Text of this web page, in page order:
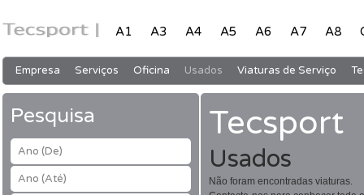
A1 A3 A4 A5 A6 A7 A8
Empresa Serviços Oficina Usados Viaturas de Serviço
Pesquisa
Ano (De)
Ano (Até)
Tecsport
Usados
Não foram encontradas viaturas.